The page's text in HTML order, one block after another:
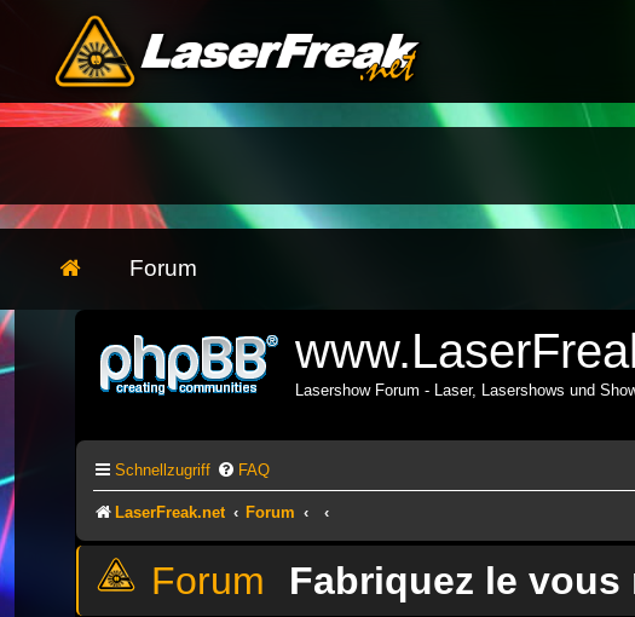
Forum
Lasershow Forum - Laser, Lasershows und
Schnellzugriff FAQ
LaserFreak.net Forum
Fabriquez le vous